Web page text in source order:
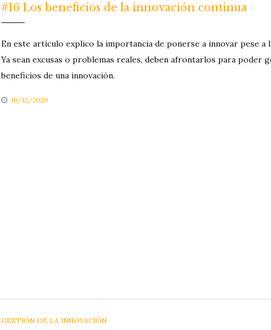
#16 Los beneficios de la innovación continua
En este artículo explico la importancia de ponerse a innovar pese a
Ya sean excusas o problemas reales, deben afrontarlos para poder
beneficios de una innovación.
16/12/2020
CATEGORIES
GESTIÓN DE LA INNOVACIÓN